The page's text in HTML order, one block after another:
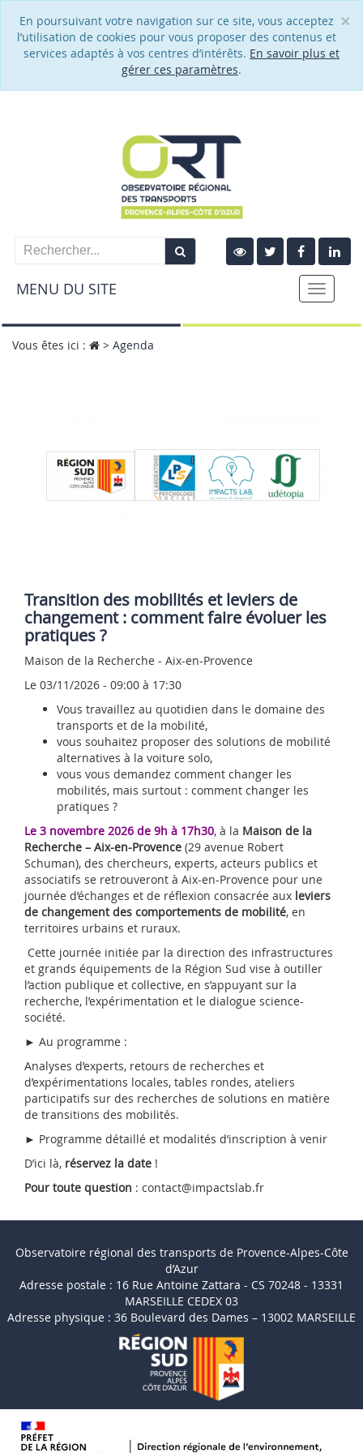
×
En poursuivant votre navigation sur ce site, vous acceptez
l’utilisation de cookies pour vous proposer des contenus et
services adaptés à vos centres d’intérêts. En savoir plus et
gérer ces paramètres.
MENU DU SITE
Toggle
Vous êtes ici : > Agenda
Transition des mobilités et leviers de
changement : comment faire évoluer les
pratiques ?
Maison de la Recherche - Aix-en-Provence
Le 03/11/2026 - 09:00 à 17:30
Vous travaillez au quotidien dans le domaine des
transports et de la mobilité,
vous souhaitez proposer des solutions de mobilité
alternatives à la voiture solo,
vous vous demandez comment changer les
mobilités, mais surtout : comment changer les
pratiques ?
Le 3 novembre 2026 de 9h à 17h30, à la Maison de la
Recherche – Aix-en-Provence (29 avenue Robert
Schuman), des chercheurs, experts, acteurs publics et
associatifs se retrouveront à Aix-en-Provence pour une
journée d’échanges et de réflexion consacrée aux leviers
de changement des comportements de mobilité, en
territoires urbains et ruraux.
Cette journée initiée par la direction des infrastructures
et grands équipements de la Région Sud vise à outiller
l’action publique et collective, en s’appuyant sur la
recherche, l’expérimentation et le dialogue science-
société.
► Au programme :
Analyses d’experts, retours de recherches et
d’expérimentations locales, tables rondes, ateliers
participatifs sur des recherches de solutions en matière
de transitions des mobilités.
► Programme détaillé et modalités d’inscription à venir
D’ici là, réservez la date !
Pour toute question : contact@impactslab.fr
Observatoire régional des transports de Provence-Alpes-Côte
d’Azur
Adresse postale : 16 Rue Antoine Zattara - CS 70248 - 13331
MARSEILLE CEDEX 03
Adresse physique : 36 Boulevard des Dames – 13002 MARSEILLE